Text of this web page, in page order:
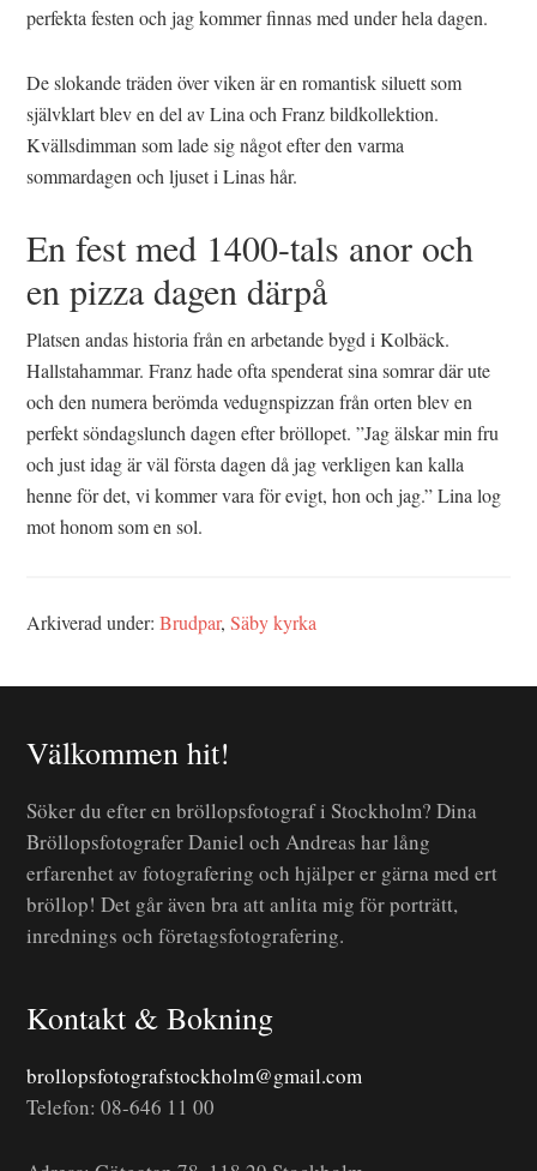
perfekta festen och jag kommer finnas med under hela dagen.
De slokande träden över viken är en romantisk siluett som
självklart blev en del av Lina och Franz bildkollektion.
Kvällsdimman som lade sig något efter den varma
sommardagen och ljuset i Linas hår.
En fest med 1400-tals anor och
en pizza dagen därpå
Platsen andas historia från en arbetande bygd i Kolbäck.
Hallstahammar. Franz hade ofta spenderat sina somrar där ute
och den numera berömda vedugnspizzan från orten blev en
perfekt söndagslunch dagen efter bröllopet. ”Jag älskar min fru
och just idag är väl första dagen då jag verkligen kan kalla
henne för det, vi kommer vara för evigt, hon och jag.” Lina log
mot honom som en sol.
Arkiverad under:Brudpar,Säby kyrka
Välkommen hit!
Söker du efter en bröllopsfotograf i Stockholm? Dina
Bröllopsfotografer Daniel och Andreas har lång
erfarenhet av fotografering och hjälper er gärna med ert
bröllop! Det går även bra att anlita mig för porträtt,
inrednings och företagsfotografering.
Kontakt & Bokning
brollopsfotografstockholm@gmail.com
Telefon: 08-646 11 00